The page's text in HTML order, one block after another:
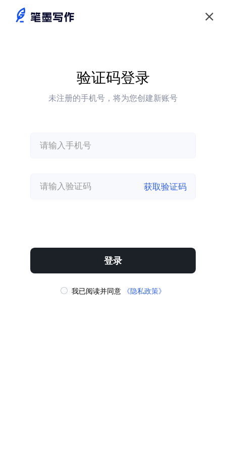
验证码登录
未注册的手机号，将为您创建新账号
获取验证码
登录
我已阅读并同意 《隐私政策》